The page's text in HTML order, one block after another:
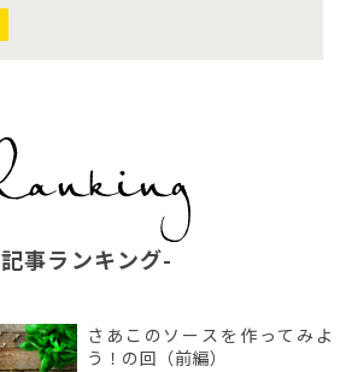
記事ランキング
さあこのソースを作ってみよ
う！の回（前編）